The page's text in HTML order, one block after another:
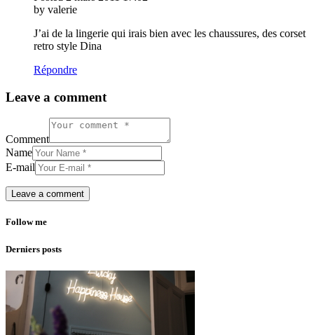
by valerie
J’ai de la lingerie qui irais bien avec les chaussures, des corset
retro style Dina
Répondre
Leave a comment
Comment
Name
E-mail
Follow me
Derniers posts